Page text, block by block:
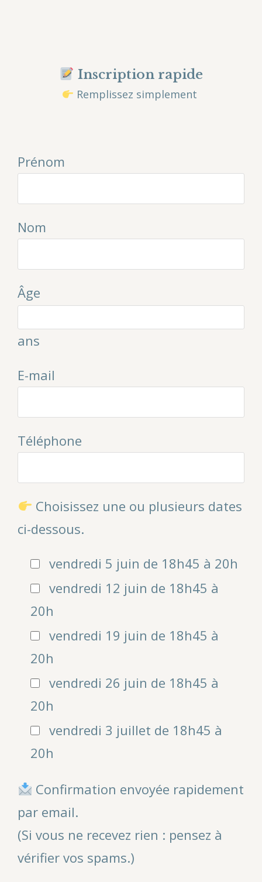
Inscription rapide
Remplissez simplement
Prénom
Nom
Âge
ans
E-mail
Téléphone
Choisissez une ou plusieurs dates
ci-dessous.
vendredi 5 juin de 18h45 à 20h
vendredi 12 juin de 18h45 à
20h
vendredi 19 juin de 18h45 à
20h
vendredi 26 juin de 18h45 à
20h
vendredi 3 juillet de 18h45 à
20h
Confirmation envoyée rapidement
par email.
(Si vous ne recevez rien : pensez à
vérifier vos spams.)